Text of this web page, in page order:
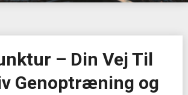
– Din Vej Til
Genoptræning og